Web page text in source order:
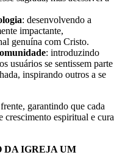
:desenvolvendo a
impactante,
genuína com Cristo.
:introduzindo
usuários se sentissem parte
inspirando outros a se
garantindo que cada
crescimento espiritual e cura
DA IGREJA UM